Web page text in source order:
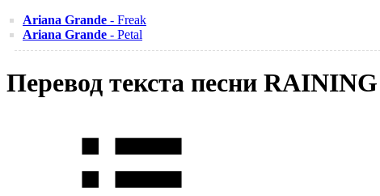
Ariana Grande - Freak
Ariana Grande - Petal
Перевод текста песни